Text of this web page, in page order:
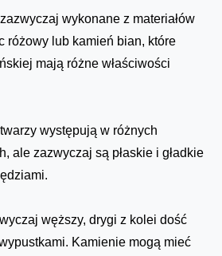
wykonane z materiałów
różowy lub kamień bian, które
mają różne właściwości
występują w różnych
ale zazwyczaj są płaskie i gładkie
węższy, drygi z kolei dość
Kamienie mogą mieć